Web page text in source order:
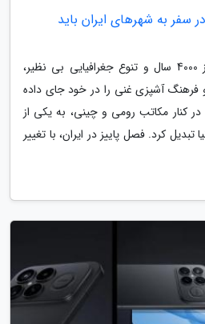
سفر به شهرهای ایران باید
مقدمهایران با قدمتی بیش از 4000 سال و تنوع جغرافیایی بی نظیر،
2500 نوع غذا و فرهنگ آشپزی غنی را در خود جای داده
کنار مکاتب رومی و چینی، به یکی از
کرد. فصل پاییز در ایران، با تغییر